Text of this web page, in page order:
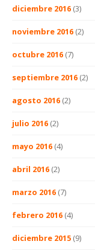
diciembre 2016 (3)
noviembre 2016 (2)
octubre 2016 (7)
septiembre 2016 (2)
agosto 2016 (2)
julio 2016 (2)
mayo 2016 (4)
abril 2016 (2)
marzo 2016 (7)
febrero 2016 (4)
diciembre 2015 (9)